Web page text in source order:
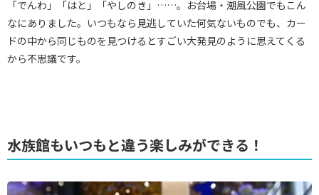
「でんわ」「はと」「やしのき」……。お台場・潮風公園でもこん
なにありました。いつもなら見逃していた何気ないものでも、カー
ドの中から同じものを見つけるとすごい大発見のように思えてくる
から不思議です。
水族館もいつもと違う楽しみができる！